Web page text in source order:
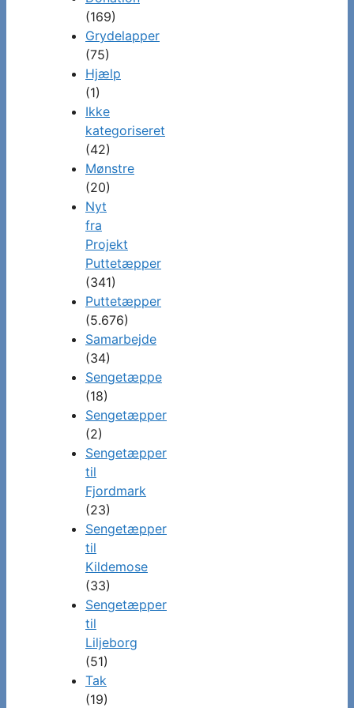
(169)
Grydelapper
(75)
Hjælp
(1)
Ikke
kategoriseret
(42)
Mønstre
(20)
Nyt
fra
Projekt
Puttetæpper
(341)
Puttetæpper
(5.676)
Samarbejde
(34)
Sengetæppe
(18)
Sengetæpper
(2)
Sengetæpper
til
Fjordmark
(23)
Sengetæpper
til
Kildemose
(33)
Sengetæpper
til
Liljeborg
(51)
Tak
(19)